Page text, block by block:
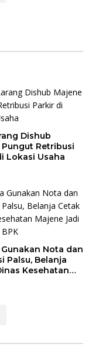
Dishub
Pungut Retribusi
Lokasi Usaha
Nota dan
Palsu, Belanja
Kesehatan